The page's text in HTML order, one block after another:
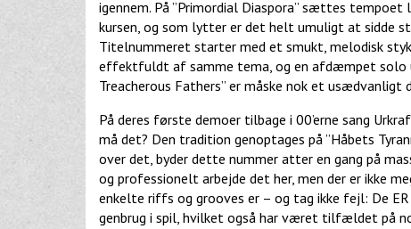
igennem. På ”Primordial Diaspora” sættes
kursen, og som lytter er det helt umuligt at sidde
Titelnummeret starter med et smukt, melodisk
effektfuldt af samme tema, og en afdæmpet solo
Treacherous Fathers” er måske nok et
På deres første demoer tilbage i 00’erne sang
må det? Den tradition genoptages på ”Håbets
over det, byder dette nummer atter en gang på
og professionelt arbejde det her, men der er ikke
enkelte riffs og grooves er – og tag ikke fejl: De
genbrug i spil, hvilket også har været tilfældet på